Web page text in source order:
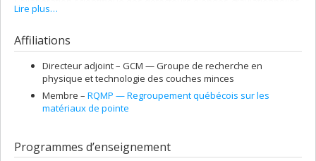
LIGO dont son groupe travaille à rendre les miroirs plus silencieux
Lire plus…
Affiliations
Directeur adjoint – GCM — Groupe de recherche en
physique et technologie des couches minces
Membre – RQMP — Regroupement québécois sur les
matériaux de pointe
Programmes d’enseignement